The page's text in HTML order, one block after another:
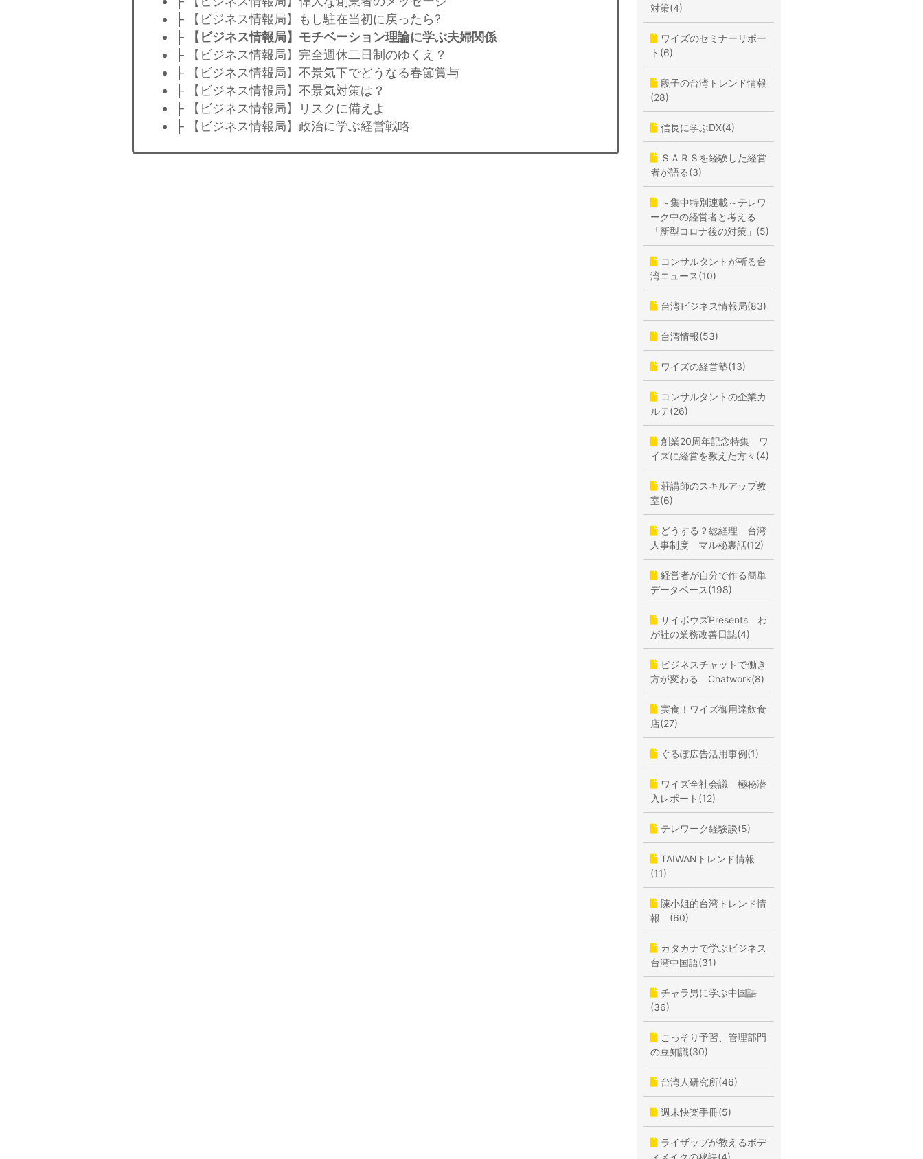
├ 【ビジネス情報局】もし駐在当初に戻ったら?
├
【ビジネス情報局】モチベーション理論に学ぶ夫婦関係
├ 【ビジネス情報局】完全週休二日制のゆくえ？
├ 【ビジネス情報局】不景気下でどうなる春節賞与
├ 【ビジネス情報局】不景気対策は？
├ 【ビジネス情報局】リスクに備えよ
├ 【ビジネス情報局】政治に学ぶ経営戦略
対策(4)
ワイズのセミナーリポー
ト(6)
段子の台湾トレンド情報
(28)
信長に学ぶDX(4)
ＳＡＲＳを経験した経営
者が語る(3)
～集中特別連載～テレワ
ーク中の経営者と考える
「新型コロナ後の対策」(5)
コンサルタントが斬る台
湾ニュース(10)
台湾ビジネス情報局(83)
台湾情報(53)
ワイズの経営塾(13)
コンサルタントの企業カ
ルテ(26)
創業20周年記念特集 ワ
イズに経営を教えた方々(4)
荘講師のスキルアップ教
室(6)
どうする？総経理 台湾
人事制度 マル秘裏話(12)
経営者が自分で作る簡単
データベース(198)
サイボウズPresents わ
が社の業務改善日誌(4)
ビジネスチャットで働き
方が変わる Chatwork(8)
実食！ワイズ御用達飲食
店(27)
ぐるぽ広告活用事例(1)
ワイズ全社会議 極秘潜
入レポート(12)
テレワーク経験談(5)
TAIWANトレンド情報
(11)
陳小姐的台湾トレンド情
報 (60)
カタカナで学ぶビジネス
台湾中国語(31)
チャラ男に学ぶ中国語
(36)
こっそり予習、管理部門
の豆知識(30)
台湾人研究所(46)
週末快楽手冊(5)
ライザップが教えるボデ
ィメイクの秘訣(4)